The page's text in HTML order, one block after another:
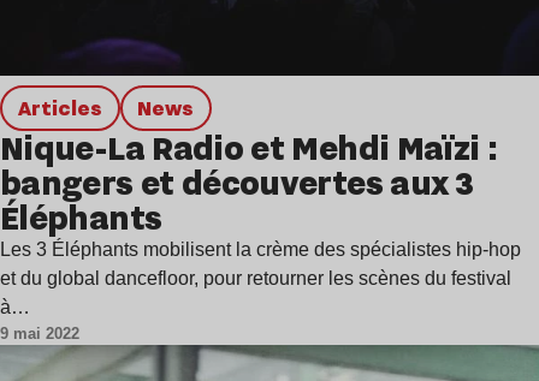
Articles news
Nique-La Radio et Mehdi Maïzi :
bangers et découvertes aux 3
Éléphants
Les 3 Éléphants mobilisent la crème des spécialistes hip-hop
et du global dancefloor, pour retourner les scènes du festival
à…
9 mai 2022